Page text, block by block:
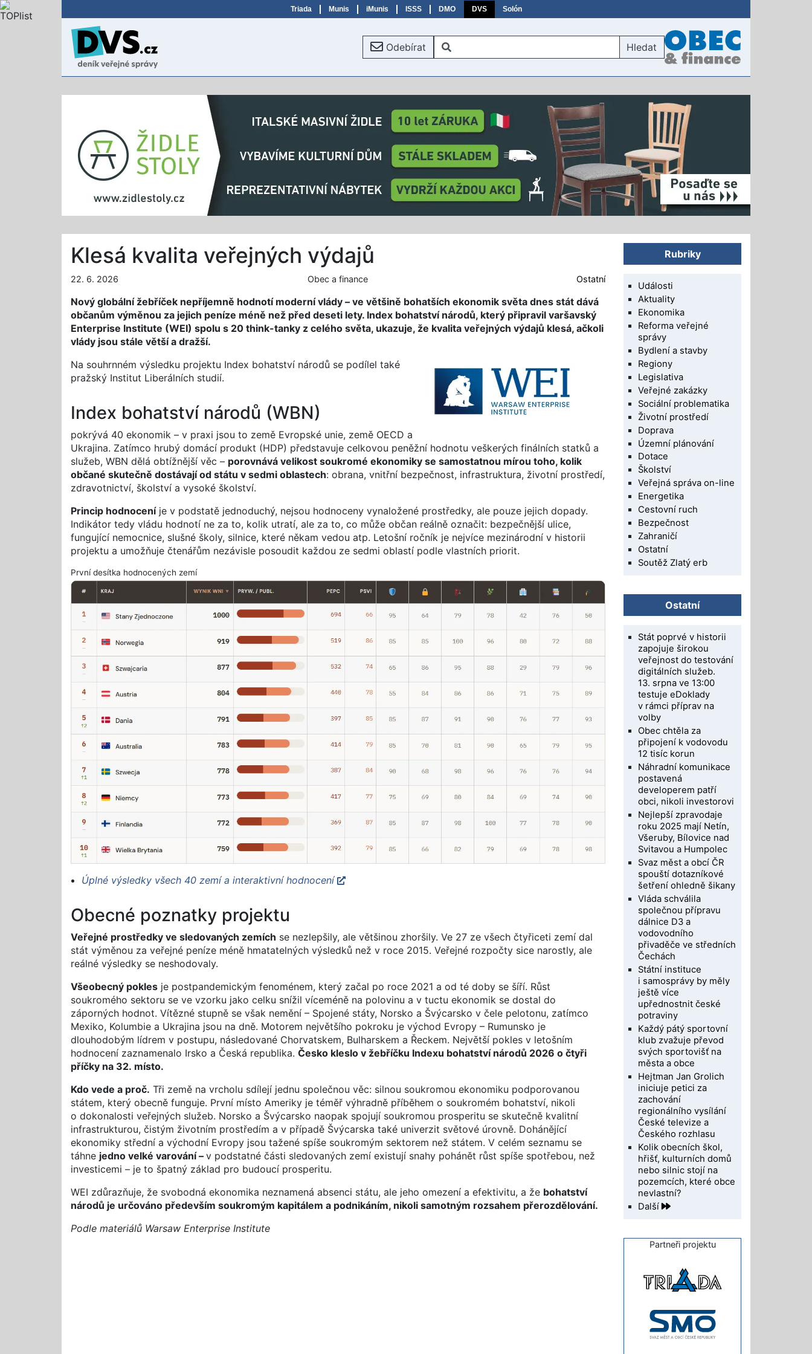
Triada Munis iMunis ISSS DMO DVS Solón
Odebírat Hledat
Klesá kvalita veřejných výdajů
22. 6. 2026 Obec a finance Ostatní
Nový globální žebříček nepříjemně hodnotí moderní vlády – ve většině bohatších ekonomik světa dnes stát dává
občanům výměnou za jejich peníze méně než před deseti lety. Index bohatství národů, který připravil varšavský
Enterprise Institute (WEI) spolu s 20 think-tanky z celého světa, ukazuje, že kvalita veřejných výdajů klesá, ačkoli
vlády jsou stále větší a dražší.
Na souhrnném výsledku projektu Index bohatství národů se podílel také
pražský Institut Liberálních studií.
Index bohatství národů (WBN)
pokrývá 40 ekonomik – v praxi jsou to země Evropské unie, země OECD a
Ukrajina. Zatímco hrubý domácí produkt (HDP) představuje celkovou peněžní hodnotu veškerých finálních statků a
služeb, WBN dělá obtížnější věc – porovnává velikost soukromé ekonomiky se samostatnou mírou toho, kolik
občané skutečně dostávají od státu v sedmi oblastech: obrana, vnitřní bezpečnost, infrastruktura, životní prostředí,
zdravotnictví, školství a vysoké školství.
Princip hodnoceníje v podstatě jednoduchý, nejsou hodnoceny vynaložené prostředky, ale pouze jejich dopady.
Indikátor tedy vládu hodnotí ne za to, kolik utratí, ale za to, co může občan reálně označit: bezpečnější ulice,
fungující nemocnice, slušné školy, silnice, které někam vedou atp. Letošní ročník je nejvíce mezinárodní v historii
projektu a umožňuje čtenářům nezávisle posoudit každou ze sedmi oblastí podle vlastních priorit.
První desítka hodnocených zemí
Úplné výsledky všech 40 zemí a interaktivní hodnocení
Obecné poznatky projektu
Veřejné prostředky ve sledovaných zemích se nezlepšily, ale většinou zhoršily. Ve 27 ze všech čtyřiceti zemí dal
stát výměnou za veřejné peníze méně hmatatelných výsledků než v roce 2015. Veřejné rozpočty sice narostly, ale
reálné výsledky se neshodovaly.
Všeobecný pokles je postpandemickým fenoménem, který začal po roce 2021 a od té doby se šíří. Růst
soukromého sektoru se ve vzorku jako celku snížil víceméně na polovinu a v tuctu ekonomik se dostal do
záporných hodnot. Vítězné stupně se však nemění – Spojené státy, Norsko a Švýcarsko v čele pelotonu, zatímco
Mexiko, Kolumbie a Ukrajina jsou na dně. Motorem největšího pokroku je východ Evropy – Rumunsko je
dlouhodobým lídrem v postupu, následované Chorvatskem, Bulharskem a Řeckem. Největší pokles v letošním
hodnocení zaznamenalo Irsko a Česká republika. Česko kleslo v žebříčku Indexu bohatství národů 2026 o čtyři
příčky na 32. místo.
Kdo vede a proč. Tři země na vrcholu sdílejí jednu společnou věc: silnou soukromou ekonomiku podporovanou
státem, který obecně funguje. První místo Ameriky je téměř výhradně příběhem o soukromém bohatství, nikoli
o dokonalosti veřejných služeb. Norsko a Švýcarsko naopak spojují soukromou prosperitu se skutečně kvalitní
infrastrukturou, čistým životním prostředím a v případě Švýcarska také univerzit světové úrovně. Dohánějící
ekonomiky střední a východní Evropy jsou tažené spíše soukromým sektorem než státem. V celém seznamu se
táhne jedno velké varování – v podstatné části sledovaných zemí existují snahy pohánět růst spíše spotřebou, než
investicemi – je to špatný základ pro budoucí prosperitu.
WEI zdůrazňuje, že svobodná ekonomika neznamená absenci státu, ale jeho omezení a efektivitu, a že bohatství
národů je určováno především soukromým kapitálem a podnikáním, nikoli samotným rozsahem přerozdělování.
Podle materiálů Warsaw Enterprise Institute
Rubriky
Události
Aktuality
Ekonomika
Reforma veřejné
správy
Bydlení a stavby
Regiony
Legislativa
Veřejné zakázky
Sociální problematika
Životní prostředí
Doprava
Územní plánování
Dotace
Školství
Veřejná správa on-line
Energetika
Cestovní ruch
Bezpečnost
Zahraničí
Ostatní
Soutěž Zlatý erb
Ostatní
Stát poprvé v historii
zapojuje širokou
veřejnost do testování
digitálních služeb.
13. srpna ve 13:00
testuje eDoklady
v rámci příprav na
volby
Obec chtěla za
připojení k vodovodu
12 tisíc korun
Náhradní komunikace
postavená
developerem patří
obci, nikoli investorovi
Nejlepší zpravodaje
roku 2025 mají Netín,
Všeruby, Bílovice nad
Svitavou a Humpolec
Svaz měst a obcí ČR
spouští dotazníkové
šetření ohledně šikany
Vláda schválila
společnou přípravu
dálnice D3 a
vodovodního
přivaděče ve středních
Čechách
Státní instituce
i samosprávy by měly
ještě více
upřednostnit české
potraviny
Každý pátý sportovní
klub zvažuje převod
svých sportovišť na
města a obce
Hejtman Jan Grolich
iniciuje petici za
zachování
regionálního vysílání
České televize a
Českého rozhlasu
Kolik obecních škol,
hřišť, kulturních domů
nebo silnic stojí na
pozemcích, které obce
nevlastní?
Další
Partneři projektu